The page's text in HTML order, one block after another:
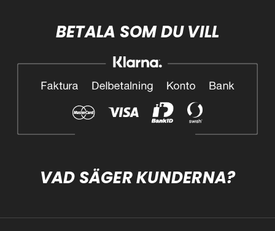
BETALA SOM DU VILL
VAD SÄGER KUNDERNA?